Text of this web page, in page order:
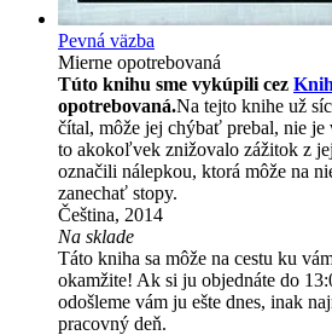
Pevná väzba
Mierne opotrebovaná
Túto knihu sme vykúpili cez
opotrebovaná.Na tejto knihe už
čítal, môže jej chýbať prebal, nie je
to akokoľvek znižovalo zážitok z
označili nálepkou, ktorá môže na
zanechať stopy.
Čeština, 2014
Na sklade
Táto kniha sa môže na cestu ku
okamžite! Ak si ju objednáte do
odošleme vám ju ešte dnes, inak
pracovný deň.